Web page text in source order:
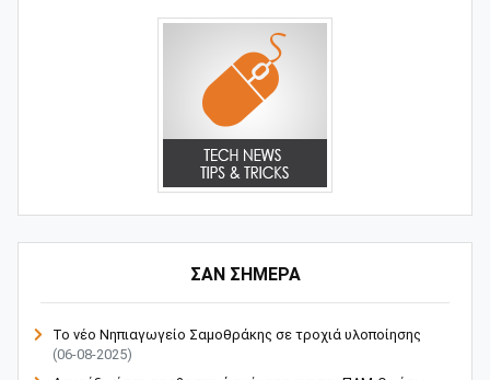
ΣΑΝ ΣΗΜΕΡΑ
Το νέο Νηπιαγωγείο Σαμοθράκης σε τροχιά υλοποίησης
(06-08-2025)